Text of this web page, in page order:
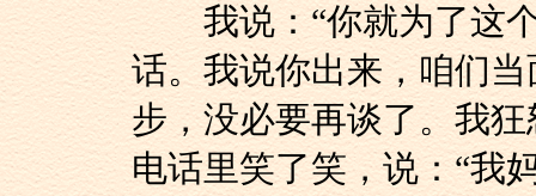
我说：“你就为了这个
话。我说你出来，咱们
步，没必要再谈了。我
电话里笑了笑，说：“我